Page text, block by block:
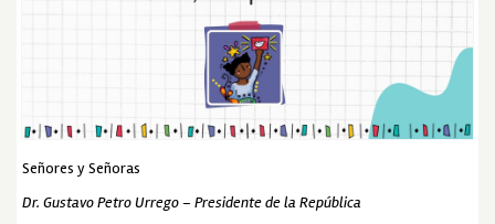
Señores y Señoras
Dr. Gustavo Petro Urrego – Presidente de la República